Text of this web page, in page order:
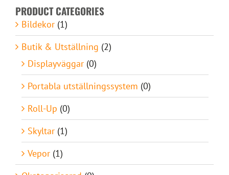
Kontakt
PRODUCT CATEGORIES
Bildekor (1)
Butik & Utställning (2)
Displayväggar (0)
Portabla utställningssystem (0)
Roll-Up (0)
Skyltar (1)
Vepor (1)